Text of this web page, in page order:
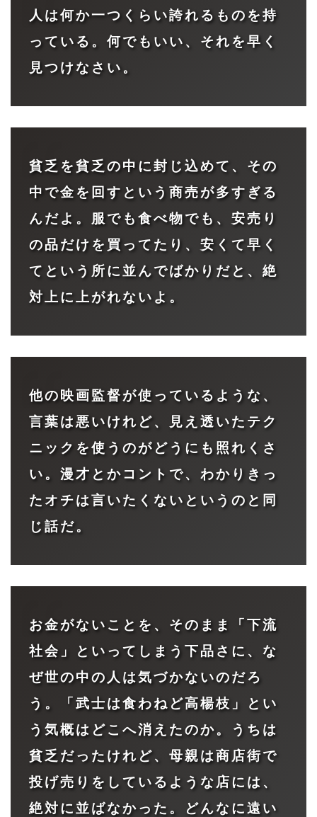
人は何か一つくらい誇れるものを持
っている。何でもいい、それを早く
見つけなさい。
貧乏を貧乏の中に封じ込めて、その
中で金を回すという商売が多すぎる
んだよ。服でも食べ物でも、安売り
の品だけを買ってたり、安くて早く
てという所に並んでばかりだと、絶
対上に上がれないよ。
他の映画監督が使っているような、
言葉は悪いけれど、見え透いたテク
ニックを使うのがどうにも照れくさ
い。漫才とかコントで、わかりきっ
たオチは言いたくないというのと同
じ話だ。
お金がないことを、そのまま「下流
社会」といってしまう下品さに、な
ぜ世の中の人は気づかないのだろ
う。「武士は食わねど高楊枝」とい
う気概はどこへ消えたのか。うちは
貧乏だったけれど、母親は商店街で
投げ売りをしているような店には、
絶対に並ばなかった。どんなに遠い